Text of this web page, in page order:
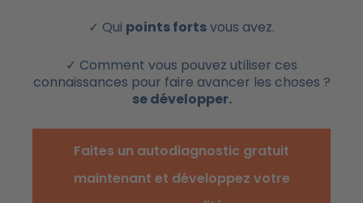
✓ Qui points fortsvous avez.
✓ Comment vous pouvez utiliser ces
connaissances pour faire avancer les choses ?
se développer.
Faites un autodiagnostic gratuit
maintenant et développez votre